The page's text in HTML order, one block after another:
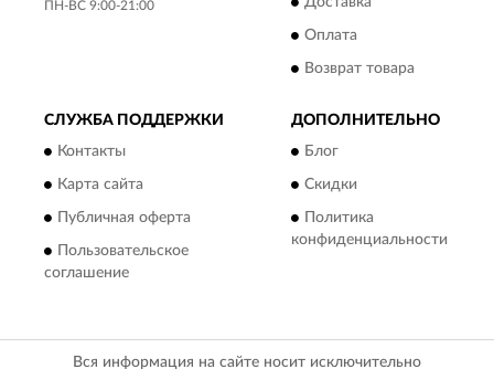
ПН-ВС 9:00-21:00
Оплата
Возврат товара
СЛУЖБА ПОДДЕРЖКИ
Контакты
Карта сайта
Публичная оферта
Пользовательское
соглашение
ДОПОЛНИТЕЛЬНО
Блог
Скидки
Политика
конфиденциальности
Вся информация на сайте носит исключительно